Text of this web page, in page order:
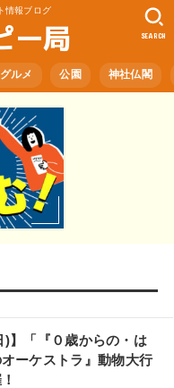
情報ブログ
ー局
グルメ 公園 神社仏閣
SEARCH
)】「『０歳からの・は
オーケストラ』動物大行